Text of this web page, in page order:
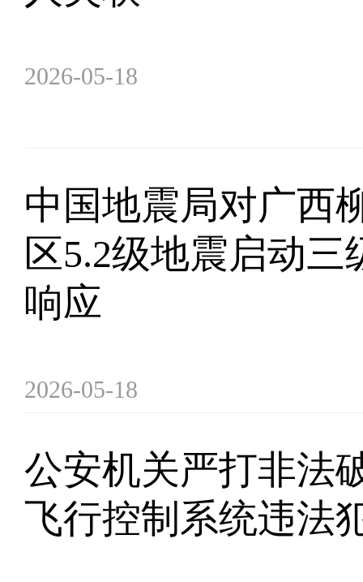
2026-05-18
中国地震局对广西
区5.2级地震启动三
响应
2026-05-18
公安机关严打非法
飞行控制系统违法